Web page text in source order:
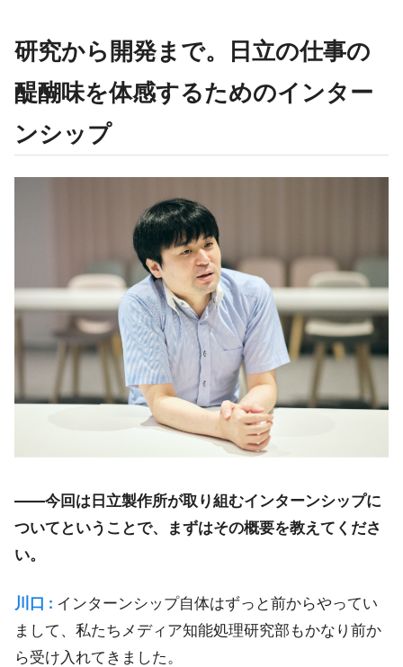
研究から開発まで。日立の仕事の
醍醐味を体感するためのインター
ンシップ
――今回は日立製作所が取り組むインターンシップに
ついてということで、まずはその概要を教えてくださ
い。
川口 : インターンシップ自体はずっと前からやってい
まして、私たちメディア知能処理研究部もかなり前か
ら受け入れてきました。